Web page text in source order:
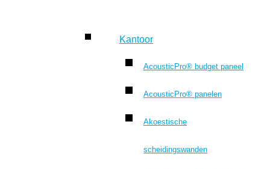
Kantoor
AcousticPro® budget paneel
AcousticPro® panelen
Akoestische
scheidingswanden